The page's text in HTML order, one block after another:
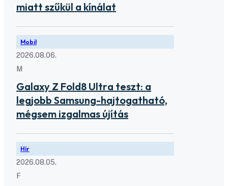
miatt szűkül a kínálat
Mobil
2026.08.06.
M
Galaxy Z Fold8 Ultra teszt: a
legjobb Samsung-hajtogatható,
mégsem izgalmas újítás
Hír
2026.08.05.
F